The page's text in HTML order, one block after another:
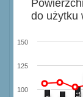
100
125
150
do użytku